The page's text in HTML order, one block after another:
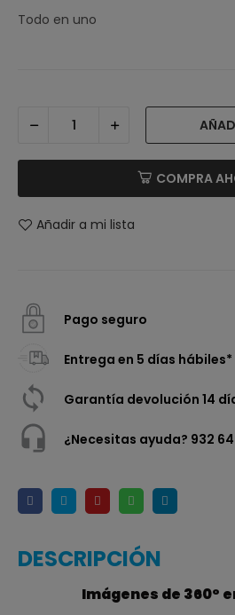
Todo en uno
COMPRA
Añadir a mi lista
Pago seguro
Entrega en 5 días hábiles*
Garantía devolución 14
¿Necesitas ayuda? 932
DESCRIPCIÓN
Imágenes de 360°